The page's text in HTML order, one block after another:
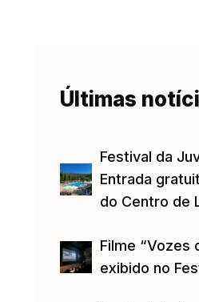
Últimas
Festival da
Entrada
do Centro de
Filme “Vozes
exibido no